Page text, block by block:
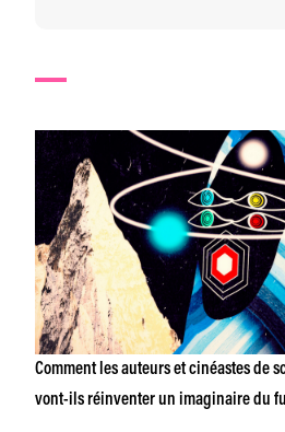
Comment les auteurs et cinéastes de
vont-ils réinventer un imaginaire du